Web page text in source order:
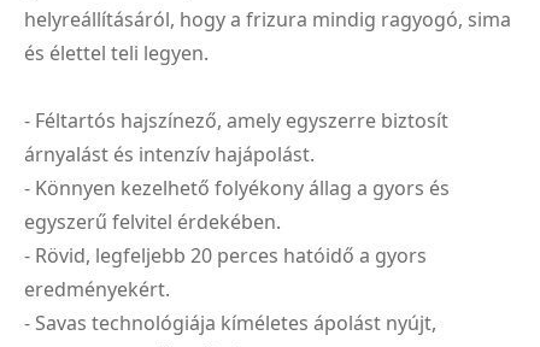
helyreállításáról, hogy a frizura mindig ragyogó, sima
és élettel teli legyen.
- Féltartós hajszínező, amely egyszerre biztosít
árnyalást és intenzív hajápolást.
- Könnyen kezelhető folyékony állag a gyors és
egyszerű felvitel érdekében.
- Rövid, legfeljebb 20 perces hatóidő a gyors
eredményekért.
- Savas technológiája kíméletes ápolást nyújt,